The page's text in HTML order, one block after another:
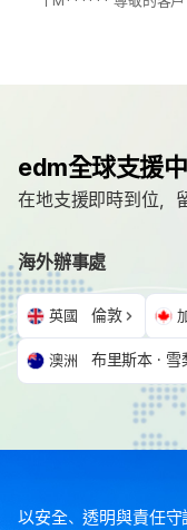
edm全球支援
在地支援即時到位，
海外辦事處
英國 倫敦
澳洲 布里斯本 · 雪
以安全、透明與責任